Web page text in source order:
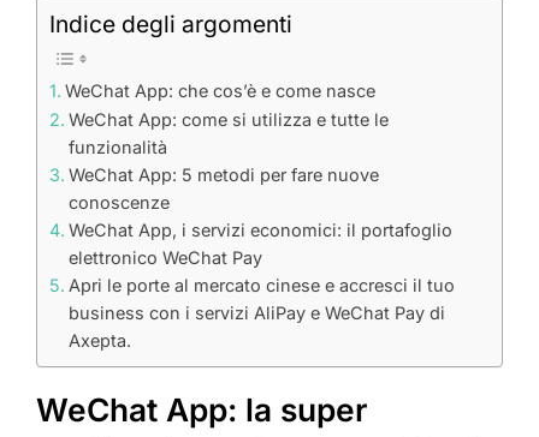
Indice degli argomenti
WeChat App: che cos’è e come nasce
WeChat App: come si utilizza e tutte le
funzionalità
WeChat App: 5 metodi per fare nuove
conoscenze
WeChat App, i servizi economici: il portafoglio
elettronico WeChat Pay
Apri le porte al mercato cinese e accresci il tuo
business con i servizi AliPay e WeChat Pay di
Axepta.
WeChat App: la super